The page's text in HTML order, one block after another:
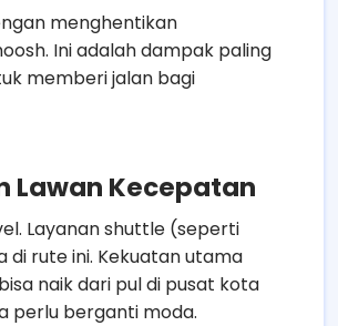
menghentikan
Ini adalah dampak paling
memberi jalan bagi
Lawan Kecepatan
Layanan shuttle (seperti
di rute ini. Kekuatan utama
naik dari pul di pusat kota
perlu berganti moda.